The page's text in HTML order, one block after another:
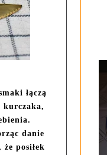
łączą
kurczaka,
danie
posiłek